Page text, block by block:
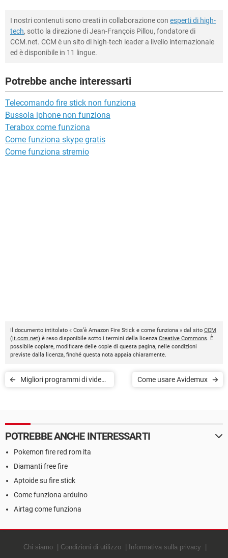
I nostri contenuti sono creati in collaborazione con esperti di high-
tech, sotto la direzione di Jean-François Pillou, fondatore di
CCM.net. CCM è un sito di high-tech leader a livello internazionale
ed è disponibile in 11 lingue.
Potrebbe anche interessarti
Telecomando fire stick non funziona
Bussola iphone non funziona
Terabox come funziona
Come funziona skype gratis
Come funziona stremio
Il documento intitolato « Cos’è Amazon Fire Stick e come funziona » dal sito CCM
(it.ccm.net) è reso disponibile sotto i termini della licenza Creative Commons. È
possibile copiare, modificare delle copie di questa pagina, nelle condizioni
previste dalla licenza, finché questa nota appaia chiaramente.
Migliori programmi di video
Come usare Avidemux
POTREBBE ANCHE INTERESSARTI
Pokemon fire red rom ita
Diamanti free fire
Aptoide su fire stick
Come funziona arduino
Airtag come funziona
Chi siamo Condizioni di utilizzo
Informativa sulla privacy